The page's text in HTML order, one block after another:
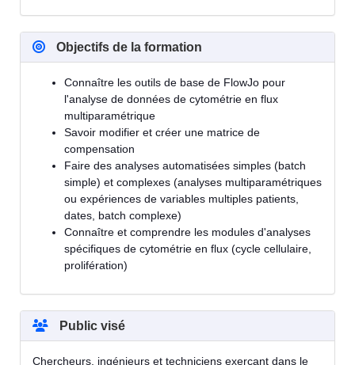
Objectifs de la formation
Connaître les outils de base de FlowJo pour
l'analyse de données de cytométrie en flux
multiparamétrique
Savoir modifier et créer une matrice de
compensation
Faire des analyses automatisées simples (batch
simple) et complexes (analyses multiparamétriques
ou expériences de variables multiples patients,
dates, batch complexe)
Connaître et comprendre les modules d'analyses
spécifiques de cytométrie en flux (cycle cellulaire,
prolifération)
Public visé
Chercheurs, ingénieurs et techniciens exerçant dans le